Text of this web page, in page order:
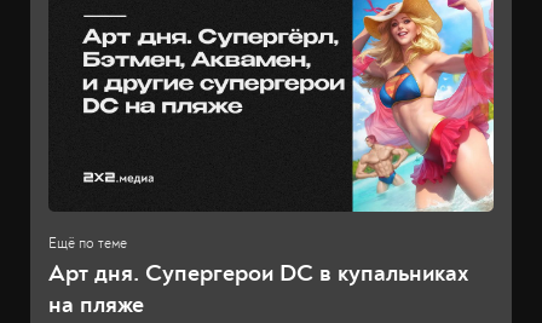
Арт дня. Супергерои DC в купальниках
на пляже